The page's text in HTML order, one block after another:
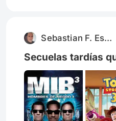
que sirve como re
Sebastian F. Esparza
Secuelas tardías